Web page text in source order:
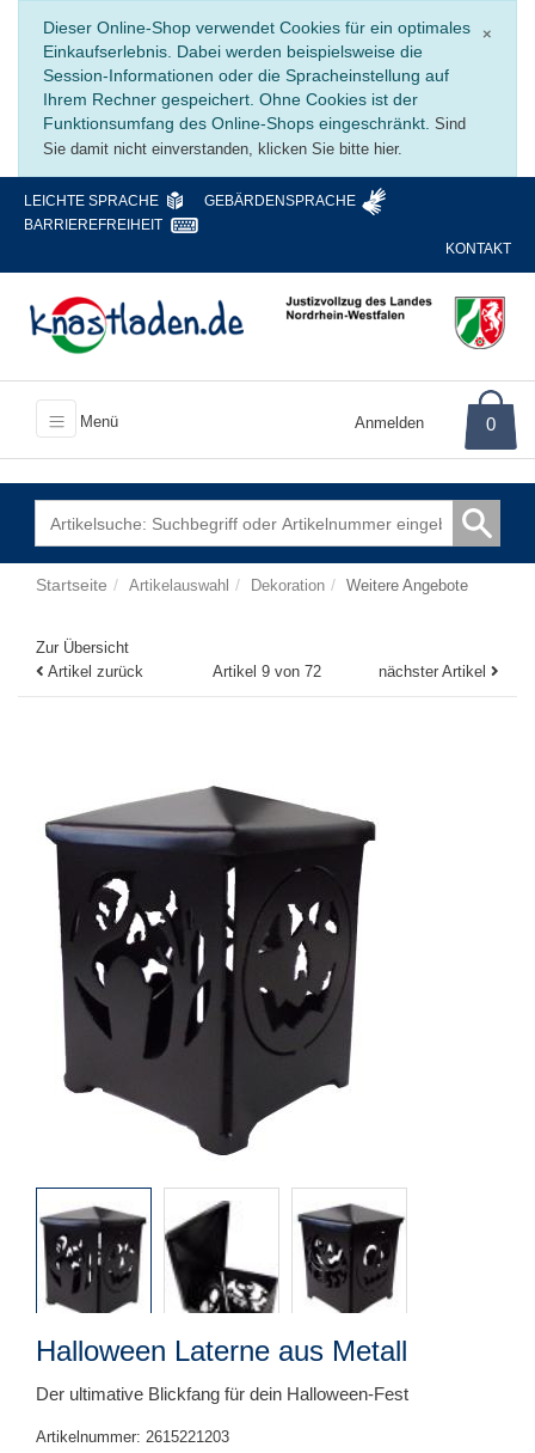
×
Dieser Online-Shop verwendet Cookies für ein optimales
Einkaufserlebnis. Dabei werden beispielsweise die
Session-Informationen oder die Spracheinstellung auf
Ihrem Rechner gespeichert. Ohne Cookies ist der
Funktionsumfang des Online-Shops eingeschränkt. Sind
Sie damit nicht einverstanden, klicken Sie bitte hier.
LEICHTE SPRACHE
GEBÄRDENSPRACHE
BARRIEREFREIHEIT
KONTAKT
Menü Anmelden 0
Startseite Artikelauswahl Dekoration Weitere Angebote
Zur Übersicht
Artikel zurück
Artikel 9 von 72 nächster Artikel
Halloween Laterne aus Metall
Der ultimative Blickfang für dein Halloween-Fest
Artikelnummer: 2615221203